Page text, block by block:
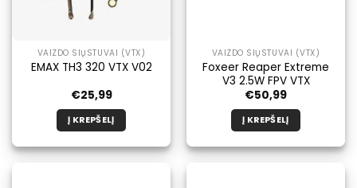
VAIZDO SIŲSTUVAI (VTX)
EMAX TH3 320 VTX V02
€25,99
Į KREPŠELĮ
VAIZDO SIŲSTUVAI (VTX)
Foxeer Reaper Extreme
V3 2.5W FPV VTX
€50,99
Į KREPŠELĮ